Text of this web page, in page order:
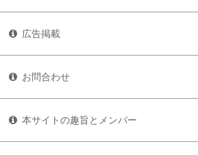
広告掲載
お問合わせ
本サイトの趣旨とメンバー